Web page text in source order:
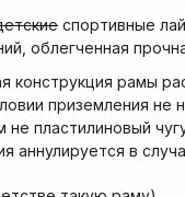
спортивные
облегченная
конструкция рамы
приземления не
не пластилиновый
аннулируется в